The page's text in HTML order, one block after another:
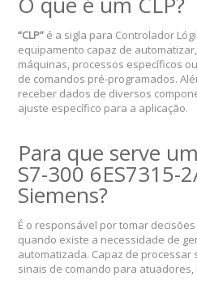
“CLP” é a sigla para Controlador
equipamento capaz de
máquinas, processos específicos
de comandos pré-programados.
receber dados de diversos
ajuste específico para a aplicação.
Para que serve
S7-300 6ES7315-
Siemens?
É o responsável por tomar
quando existe a necessidade de
automatizada. Capaz de
sinais de comando para atuadores,